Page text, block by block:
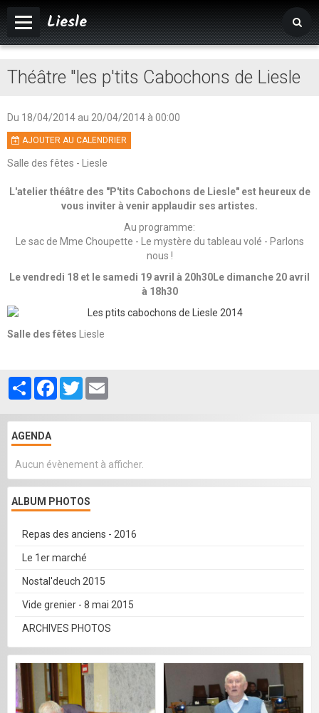
Liesle
Vivre à Liesle
Vie associative
Théâtre "les p'tits Cabochons de Liesle
Du 18/04/2014 au 20/04/2014 à 00:00
AJOUTER AU CALENDRIER
Salle des fêtes - Liesle
L'atelier théâtre des "P'tits Cabochons de Liesle" est heureux de
vous inviter à venir applaudir ses artistes.
Au programme:
Le sac de Mme Choupette - Le mystère du tableau volé - Parlons
nous !
Le vendredi 18 et le samedi 19 avril à 20h30Le dimanche 20 avril
à 18h30
Salle des fêtes Liesle
PartagerFacebook
Twitter
AGENDA
Aucun évènement à afficher.
ALBUM PHOTOS
Repas des anciens - 2016
Le 1er marché
Nostal'deuch 2015
Vide grenier - 8 mai 2015
ARCHIVES PHOTOS